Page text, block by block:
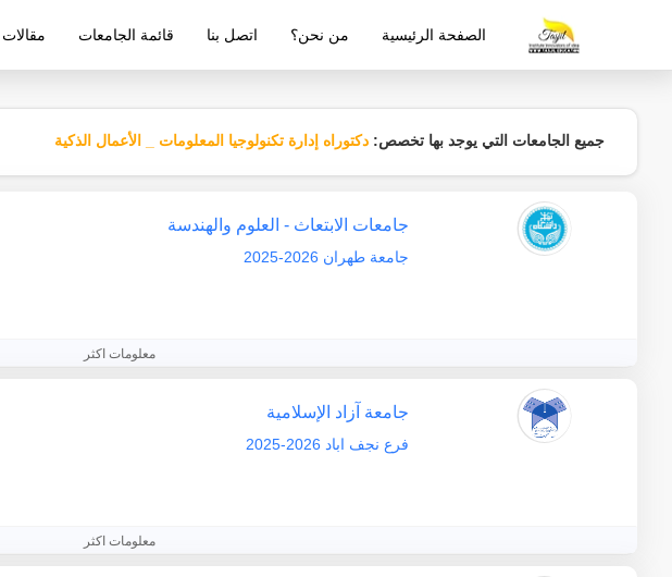
شركة معتمدة من قبل وزارة التربية والتعليم الإيرانية
الصفحة الرئيسية من نحن؟ اتصل بنا قائمة الجامعات مقالات
جميع الجامعات التي يوجد بها تخصص: دكتوراه إدارة تكنولوجيا المعلومات _ الأعمال الذكية
جامعات الابتعاث - العلوم والهندسة
جامعة طهران 2026-2025
معلومات اكثر
جامعة آزاد الإسلامية
فرع نجف اباد 2026-2025
معلومات اكثر